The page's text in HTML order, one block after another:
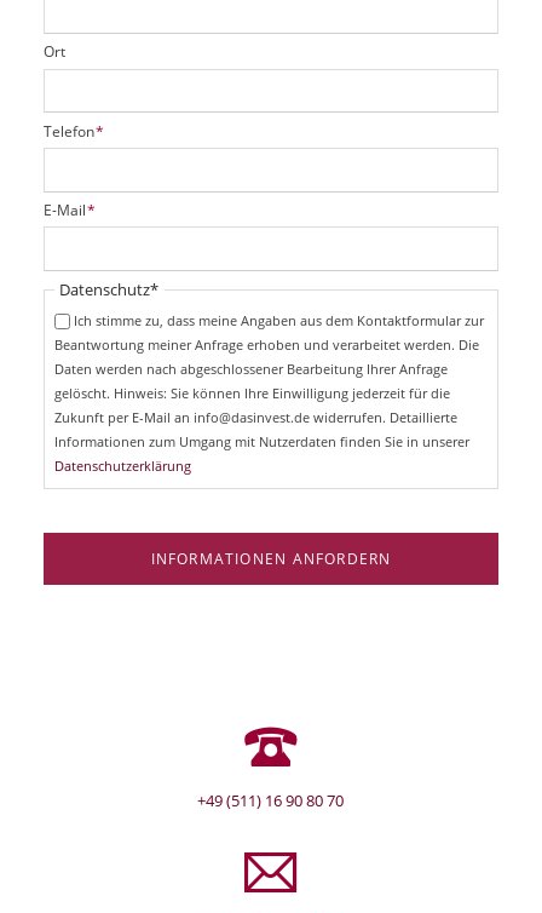
Ort
P
f
i
c
t
f
Telefon*
P
f
i
E-Mail*
Pflichtfeld
Datenschutz*
Ich stimme zu, dass meine Angaben aus dem Kontaktformular zur
Beantwortung meiner Anfrage erhoben und verarbeitet werden. Die
Daten werden nach abgeschlossener Bearbeitung Ihrer Anfrage
gelöscht. Hinweis: Sie können Ihre Einwilligung jederzeit für die
Zukunft per E-Mail an info@dasinvest.de widerrufen. Detaillierte
Informationen zum Umgang mit Nutzerdaten finden Sie in unserer
Datenschutzerklärung
INFORMATIONEN ANFORDERN
+49 (511) 16 90 80 70